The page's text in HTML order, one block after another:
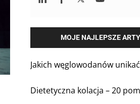
MOJE NAJLEPSZE
Jakich węglowodanów
Dietetyczna kolacja – 20